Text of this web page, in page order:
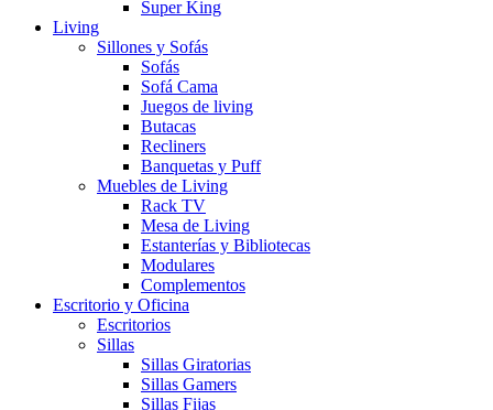
Super King
Living
Sillones y Sofás
Sofás
Sofá Cama
Juegos de living
Butacas
Recliners
Banquetas y Puff
Muebles de Living
Rack TV
Mesa de Living
Estanterías y Bibliotecas
Modulares
Complementos
Escritorio y Oficina
Escritorios
Sillas
Sillas Giratorias
Sillas Gamers
Sillas Fijas